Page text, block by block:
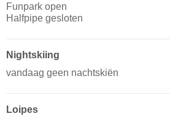
Funpark open
Halfpipe gesloten
Nightskiing
vandaag geen nachtskiën
Loipes